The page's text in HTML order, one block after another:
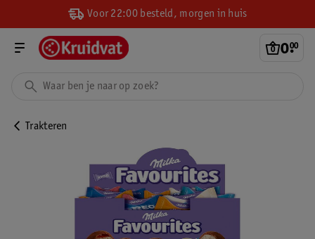
Voor 22:00 besteld, morgen in huis
0.
00
Trakteren